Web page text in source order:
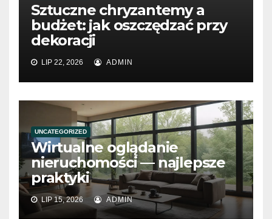
Sztuczne chryzantemy a
budżet: jak oszczędzać przy
dekoracji
LIP 22, 2026 ADMIN
UNCATEGORIZED
Wirtualne oglądanie
nieruchomości — najlepsze
praktyki
LIP 15, 2026 ADMIN